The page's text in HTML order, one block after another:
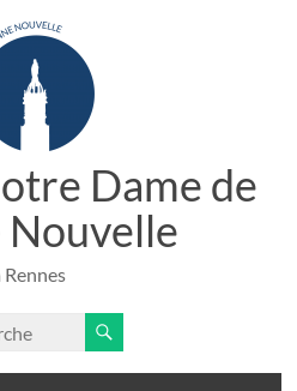
Dame de
Nouvelle
Rennes